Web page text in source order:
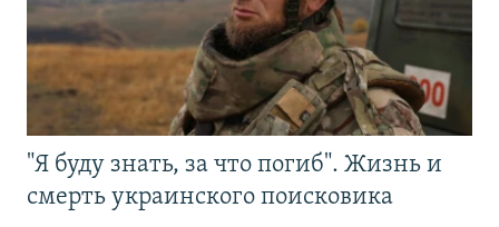
"Я буду знать, за что погиб". Жизнь и
смерть украинского поисковика